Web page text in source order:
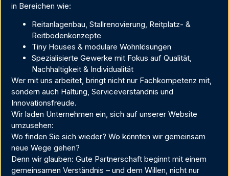
in Bereichen wie:
Reitanlagenbau, Stallrenovierung, Reitplatz- &
Reitbodenkonzepte
Tiny Houses & modulare Wohnlösungen
Spezialisierte Gewerke mit Fokus auf Qualität,
Nachhaltigkeit & Individualität
Wer mit uns arbeitet, bringt nicht nur Fachkompetenz mit,
sondern auch Haltung, Serviceverständnis und
Innovationsfreude.
Wir laden Unternehmen ein, sich auf unserer Website
umzusehen:
Wo finden Sie sich wieder? Wo könnten wir gemeinsam
neue Wege gehen?
Denn wir glauben: Gute Partnerschaft beginnt mit einem
gemeinsamen Verständnis – und dem Willen, nicht nur